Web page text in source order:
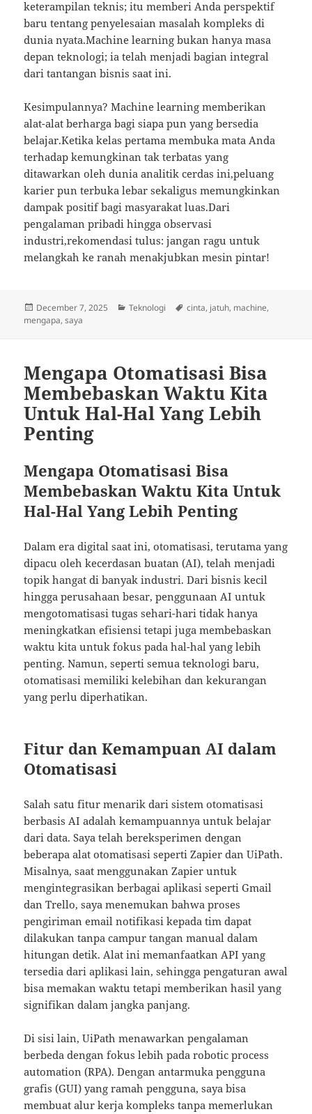
keterampilan teknis; itu memberi Anda perspektif
baru tentang penyelesaian masalah kompleks di
dunia nyata.Machine learning bukan hanya masa
depan teknologi; ia telah menjadi bagian integral
dari tantangan bisnis saat ini.
Kesimpulannya? Machine learning memberikan
alat-alat berharga bagi siapa pun yang bersedia
belajar.Ketika kelas pertama membuka mata Anda
terhadap kemungkinan tak terbatas yang
ditawarkan oleh dunia analitik cerdas ini,peluang
karier pun terbuka lebar sekaligus memungkinkan
dampak positif bagi masyarakat luas.Dari
pengalaman pribadi hingga observasi
industri,rekomendasi tulus: jangan ragu untuk
melangkah ke ranah menakjubkan mesin pintar!
Posted
on
December 7, 2025 Categories
Teknologi Tags
cinta, jatuh, machine,
mengapa,saya
Mengapa Otomatisasi Bisa
Membebaskan Waktu Kita
Untuk Hal-Hal Yang Lebih
Penting
Mengapa Otomatisasi Bisa
Membebaskan Waktu Kita Untuk
Hal-Hal Yang Lebih Penting
Dalam era digital saat ini, otomatisasi, terutama yang
dipacu oleh kecerdasan buatan (AI), telah menjadi
topik hangat di banyak industri. Dari bisnis kecil
hingga perusahaan besar, penggunaan AI untuk
mengotomatisasi tugas sehari-hari tidak hanya
meningkatkan efisiensi tetapi juga membebaskan
waktu kita untuk fokus pada hal-hal yang lebih
penting. Namun, seperti semua teknologi baru,
otomatisasi memiliki kelebihan dan kekurangan
yang perlu diperhatikan.
Fitur dan Kemampuan AI dalam
Otomatisasi
Salah satu fitur menarik dari sistem otomatisasi
berbasis AI adalah kemampuannya untuk belajar
dari data. Saya telah bereksperimen dengan
beberapa alat otomatisasi seperti Zapier dan UiPath.
Misalnya, saat menggunakan Zapier untuk
mengintegrasikan berbagai aplikasi seperti Gmail
dan Trello, saya menemukan bahwa proses
pengiriman email notifikasi kepada tim dapat
dilakukan tanpa campur tangan manual dalam
hitungan detik. Alat ini memanfaatkan API yang
tersedia dari aplikasi lain, sehingga pengaturan awal
bisa memakan waktu tetapi memberikan hasil yang
signifikan dalam jangka panjang.
Di sisi lain, UiPath menawarkan pengalaman
berbeda dengan fokus lebih pada robotic process
automation (RPA). Dengan antarmuka pengguna
grafis (GUI) yang ramah pengguna, saya bisa
membuat alur kerja kompleks tanpa memerlukan